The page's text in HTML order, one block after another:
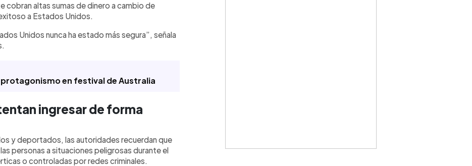
altas sumas de dinero a cambio de
a Estados Unidos.
Unidos nunca ha estado más segura”, señala
en festival de Australia
ingresar de forma
y deportados, las autoridades recuerdan que
personas a situaciones peligrosas durante el
o controladas por redes criminales.